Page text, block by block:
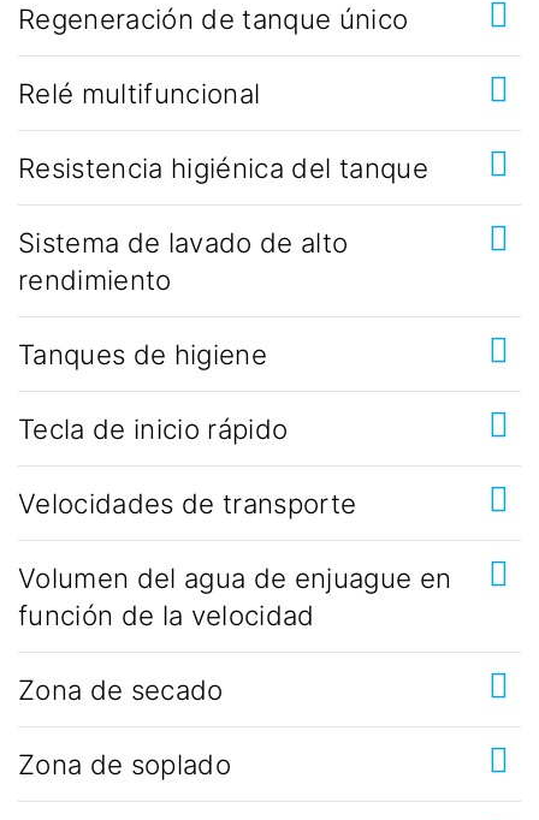
Regeneración de tanque único
Relé multifuncional
Resistencia higiénica del tanque
Sistema de lavado de alto
rendimiento
Tanques de higiene
Tecla de inicio rápido
Velocidades de transporte
Volumen del agua de enjuague en
función de la velocidad
Zona de secado
Zona de soplado